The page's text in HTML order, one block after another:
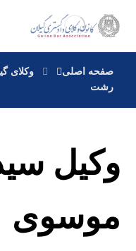
صفحه اصلی وکلای
رشت
وکیل
موسوی